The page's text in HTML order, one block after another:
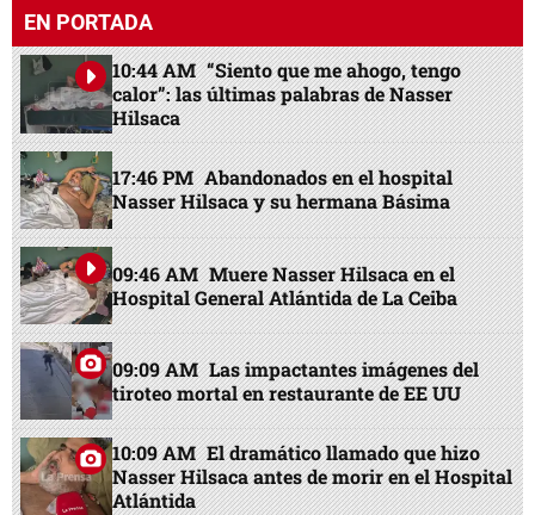
EN PORTADA
10:44 AM “Siento que me ahogo, tengo
calor”: las últimas palabras de Nasser
Hilsaca
17:46 PM Abandonados en el hospital
Nasser Hilsaca y su hermana Básima
09:46 AM Muere Nasser Hilsaca en el
Hospital General Atlántida de La Ceiba
09:09 AM Las impactantes imágenes del
tiroteo mortal en restaurante de EE UU
10:09 AM El dramático llamado que hizo
Nasser Hilsaca antes de morir en el Hospital
Atlántida